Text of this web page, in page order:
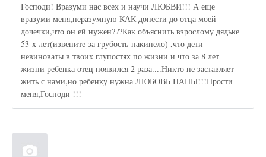
Господи! Вразуми нас всех и научи ЛЮБВИ!!! А еще
вразуми меня,неразумную-КАК донести до отца моей
дочечки,что он ей нужен???Как объяснить взрослому дядьке
53-х лет(извените за грубость-накипело) ,что дети
невиноваты в твоих глупостях по жизни и что за 8 лет
жизни ребенка отец появился 2 раза....Никто не заставляет
жить с нами,но ребенку нужна ЛЮБОВЬ ПАПЫ!!!Прости
меня,Господи !!!